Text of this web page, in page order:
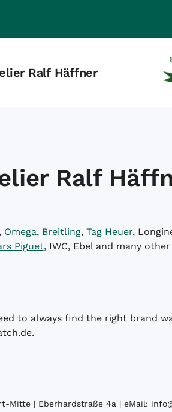
Ralf Häffner
Ralf
, Omega, Breitling, Tag Heuer,
Piguet, IWC, Ebel and many
to always find the right brand
Mitte | Eberhardstraße 4a | eMail: